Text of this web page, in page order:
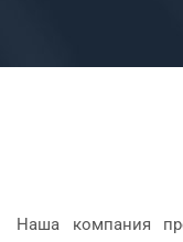
Наша компания